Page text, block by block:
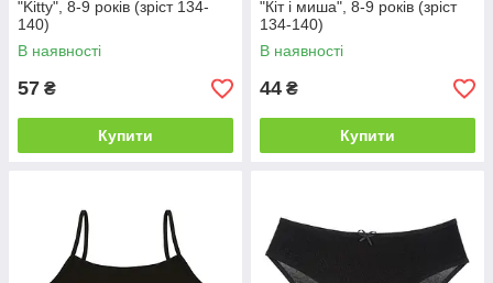
"Kitty", 8-9 років (зріст 134-
140)
В наявності
57 ₴
Купити
"Кіт і миша", 8-9 років (зріст
134-140)
В наявності
44 ₴
Купити